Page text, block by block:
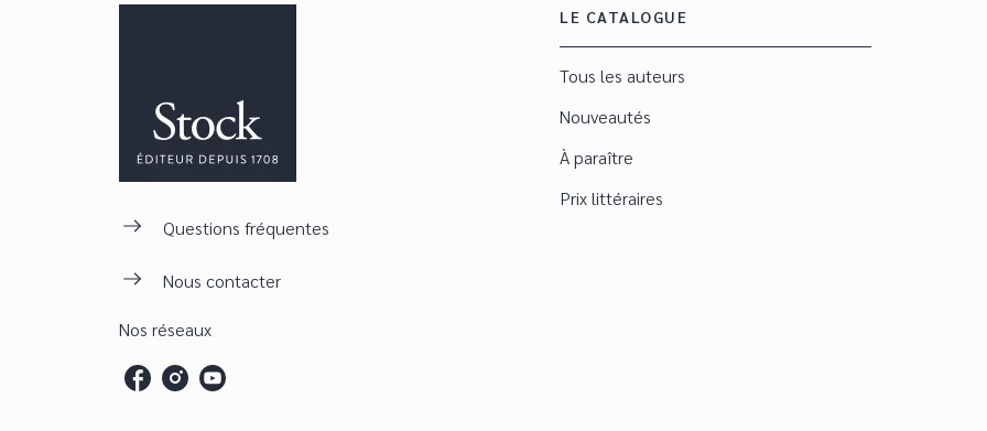
Questions fréquentes
Nous contacter
Nos réseaux
LE CATALOGUE
Tous les auteurs
Nouveautés
À paraître
Prix littéraires